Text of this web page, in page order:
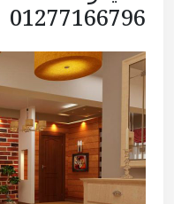
01277166796